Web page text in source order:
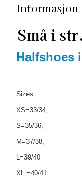
Informasjon
Små i str.
Halfshoes
Sizes
XS=33/34,
S=35/36,
M=37/38,
L=39/40
XL =40/41